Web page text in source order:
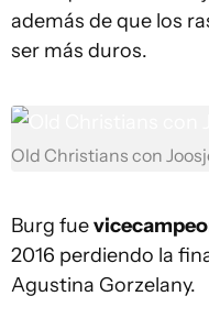
además de que los
ser más duros.
Old Christians con
Burg fue
2016 perdiendo la
Agustina Gorzelany.